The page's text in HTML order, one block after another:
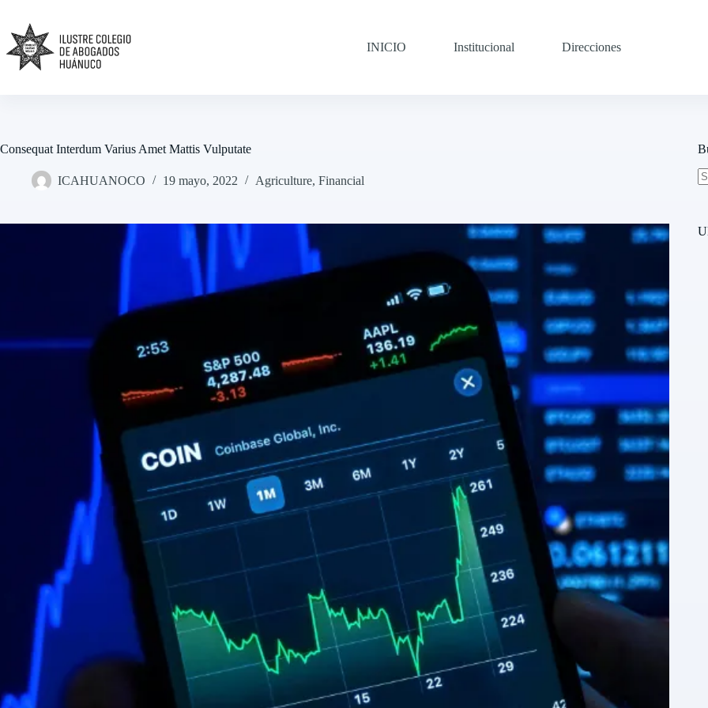
content
INICIO
Institucional Direcciones
Consequat Interdum Varius Amet Mattis Vulputate
ICAHUANOCO 19 mayo, 2022 Agriculture, Financial